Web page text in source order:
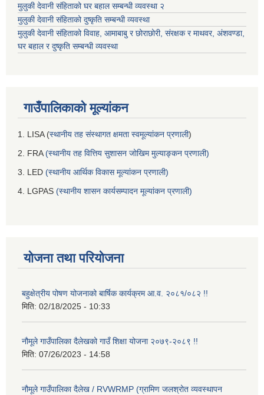
मुलुकी देवानी संहिताको घर बहाल सम्बन्धी व्यवस्था २
मुलुकी देवानी संहिताको दुष्कृति सम्बन्धी व्यवस्था
मुलुकी देवानी संहिताको विवाह, आमाबाबु र छोराछोरी, संरक्षक र माथवर, अंशवण्डा,
घर बहाल र दुष्कृति सम्बन्धी व्यवस्था
गाउँपालिकाको मूल्यांकन
1. LISA (स्थानीय तह संस्थागत क्षमता स्वमूल्यांकन प्रणाली)
2. FRA(स्थानीय तह वित्तिय सुशासन जोखिम मुल्याङ्कन प्रणाली)
3. LED (स्थानीय आर्थिक विकास मूल्यांकन प्रणाली)
4. LGPAS (स्थानीय शासन कार्यसम्पादन मूल्यांकन प्रणाली)
योजना तथा परियोजना
बहुक्षेत्रीय पोषण योजनाको बार्षिक कार्यक्रम आ.व. २०८१/०८२ !!
मिति: 02/18/2025 - 10:33
नौमूले गाउँपालिका दैलेखको गाउँ शिक्षा योजना २०७९-२०८९ !!
मिति: 07/26/2023 - 14:58
नौमूले गाउँपालिका दैलेख / RVWRMP (ग्रामिण जलश्रोत व्यवस्थापन